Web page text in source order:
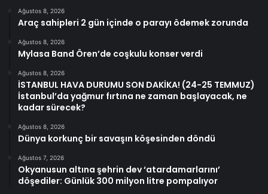
Ağustos 8, 2026
Araç sahipleri 2 gün içinde o parayı ödemek zorunda
Ağustos 8, 2026
Mylasa Band Ören’de coşkulu konser verdi
Ağustos 8, 2026
İSTANBUL HAVA DURUMU SON DAKİKA! (24-25 TEMMUZ)
İstanbul’da yağmur fırtına ne zaman başlayacak, ne
kadar sürecek?
Ağustos 8, 2026
Dünya korkunç bir savaşın köşesinden döndü
Ağustos 7, 2026
Okyanusun altına şehrin dev ‘atardamarlarını’
döşediler: Günlük 300 milyon litre pompalıyor